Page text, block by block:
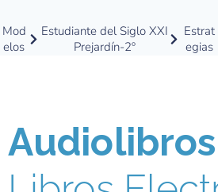
Mod
elos
Estudiante del Siglo XXI
Prejardín-2º
Estrat
egias
Audiolibros